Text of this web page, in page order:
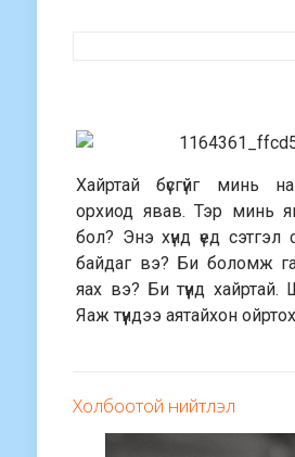
Хайртай бүсгүйг минь
орхиод явав. Тэр минь
бол? Энэ хүнд үед сэтгэл
байдаг вэ? Би боломж
яах вэ? Би түүнд хайртай.
Яаж түүндээ аятайхон
Холбоотой нийтлэл